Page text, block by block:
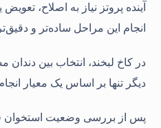
آینده پروتز نیاز به اصلاح،
انجام این مراحل ساده‌تر و
در کاخ لبخند، انتخاب بین
دیگر تنها بر اساس یک معیار
پس از بررسی وضعیت استخوان